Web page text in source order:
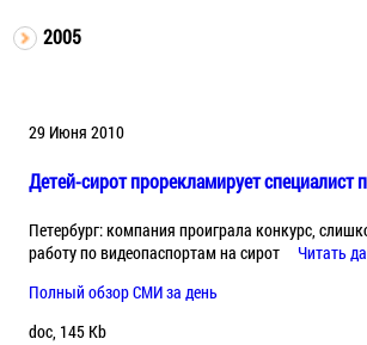
2005
29 Июня 2010
Детей-сирот прорекламирует специалист
Петербург: компания проиграла конкурс,
работу по видеопаспортам на сирот
Читать
Полный обзор СМИ за день
doc, 145 Kb